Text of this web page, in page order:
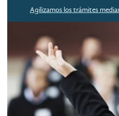
Agilizamos los trámites